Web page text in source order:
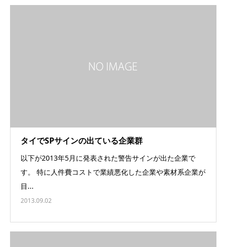
タイでSPサインの出ている企業群
以下が2013年5月に発表された警告サインが出た企業で
す。 特に人件費コストで業績悪化した企業や素材系企業が
目...
2013.09.02